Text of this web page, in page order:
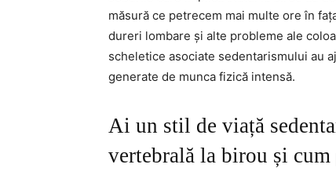
măsură ce petrecem mai multe ore în
dureri lombare și alte probleme ale
scheletice asociate sedentarismului au
generate de munca fizică intensă.
Ai un stil de viață
vertebrală la birou și